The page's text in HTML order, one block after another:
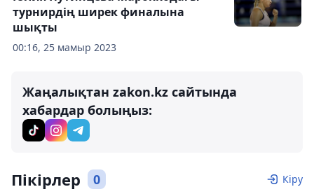
00:16, 25 мамыр 2023
турнирдің ширек финалына
шықты
Жаңалықтан zakon.kz сайтында
хабардар болыңыз:
Пікірлер 0 Кіру